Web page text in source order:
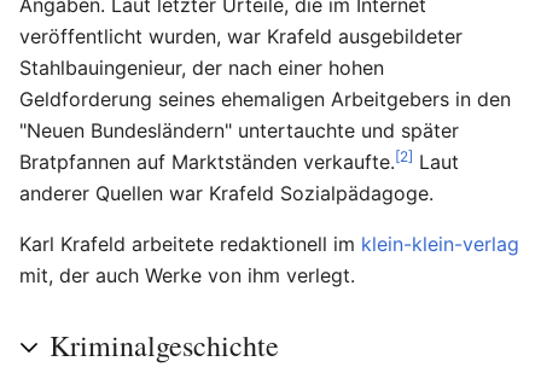
Angaben. Laut letzter Urteile, die im Internet
veröffentlicht wurden, war Krafeld ausgebildeter
Stahlbauingenieur, der nach einer hohen
Geldforderung seines ehemaligen Arbeitgebers in den
"Neuen Bundesländern" untertauchte und später
Bratpfannen auf Marktständen verkaufte.[2] Laut
anderer Quellen war Krafeld Sozialpädagoge.
Karl Krafeld arbeitete redaktionell im klein-klein-verlag
mit, der auch Werke von ihm verlegt.
Kriminalgeschichte